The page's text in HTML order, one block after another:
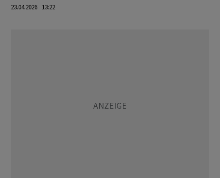
23.04.2026 13:22